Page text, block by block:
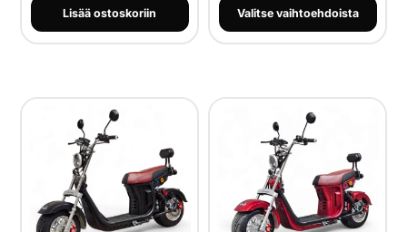
Lisää ostoskoriin Valitse vaihtoehdoista